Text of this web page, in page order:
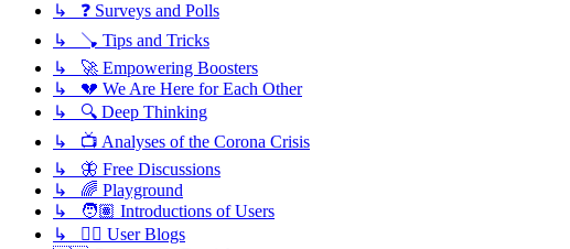
↳ ❓ Surveys and Polls
↳ 🪠 Tips and Tricks
↳ 🚀 Empowering Boosters
↳ 💔 We Are Here for Each Other
↳ 🔍 Deep Thinking
↳ 📺 Analyses of the Corona Crisis
↳ 🦋 Free Discussions
↳ 🌈 Playground
↳ 🧑🏽 Introductions of Users
↳ ✍🏽 User Blogs